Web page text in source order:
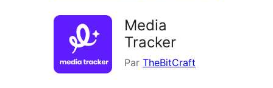
Media
Tracker
Par TheBitCraft